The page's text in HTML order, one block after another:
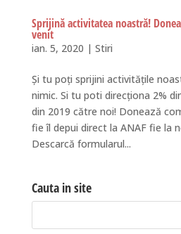
Sprijină activitatea noastră!
venit
ian. 5, 2020 | Stiri
Și tu poți sprijini activitățile
nimic. Si tu poti direcționa 2%
din 2019 către noi! Donează
fie îl depui direct la ANAF fie la
Descarcă formularul...
Cauta in site